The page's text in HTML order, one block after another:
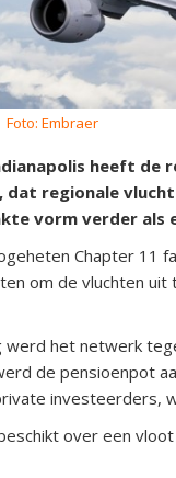
Foto: Embraer
heeft de
regionale
vorm verder als
Chapter 11
om de vluchten
het netwerk
de pensioenpot
investeerders,
over een